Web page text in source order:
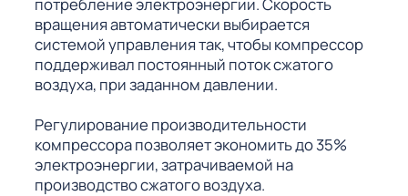
вращения автоматически выбирается
системой управления так, чтобы компрессор
поддерживал постоянный поток сжатого
воздуха, при заданном давлении.
Регулирование производительности
компрессора позволяет экономить до 35%
электроэнергии, затрачиваемой на
производство сжатого воздуха.